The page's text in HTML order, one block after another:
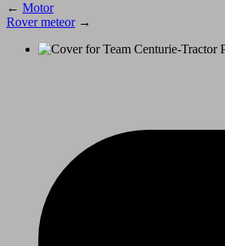
← Motor
Rover meteor→